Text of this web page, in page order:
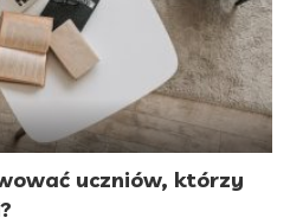
uczniów, którzy